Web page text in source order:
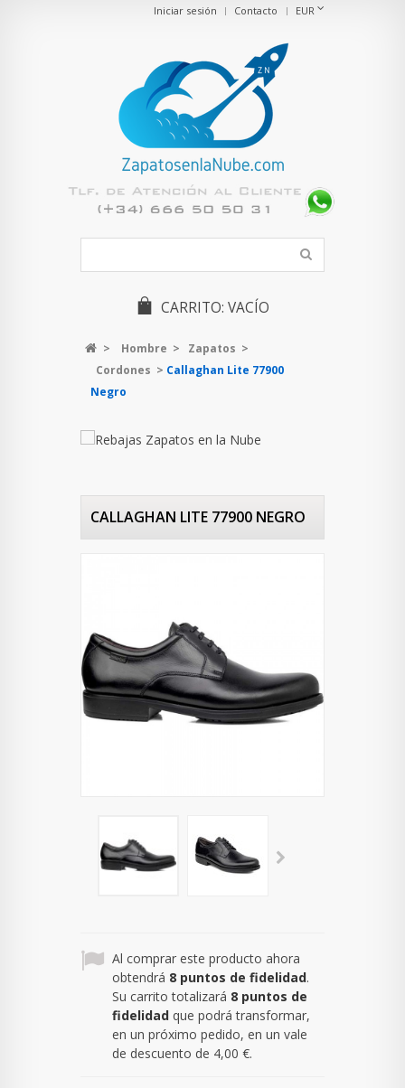
EUR
Contacto
Iniciar sesión
CARRITO: VACÍO
> Hombre > Zapatos >
Cordones > Callaghan Lite 77900
Negro
CALLAGHAN LITE 77900 NEGRO
Al comprar este producto ahora
obtendrá 8 puntos de fidelidad.
Su carrito totalizará 8 puntos de
fidelidad que podrá transformar,
en un próximo pedido, en un vale
de descuento de 4,00 €.